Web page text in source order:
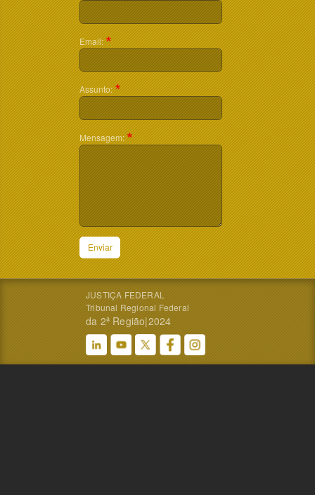
Email:
Assunto:
Mensagem:
Enviar
JUSTIÇA FEDERAL
Tribunal Regional Federal
da 2ª Região|2024